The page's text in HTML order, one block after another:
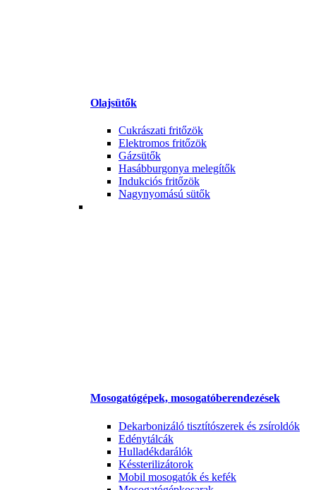
Olajsütők
Cukrászati fritőzök
Elektromos fritőzök
Gázsütők
Hasábburgonya melegítők
Indukciós fritőzök
Nagynyomású sütők
Mosogatógépek, mosogatóberendezések
Dekarbonizáló tisztítószerek és zsíroldók
Edénytálcák
Hulladékdarálók
Késsterilizátorok
Mobil mosogatók és kefék